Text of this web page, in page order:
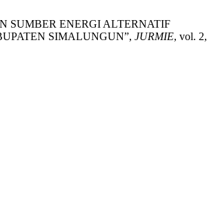
SUMBER ENERGI ALTERNATIF
SIMALUNGUN”, JURMIE, vol. 2,